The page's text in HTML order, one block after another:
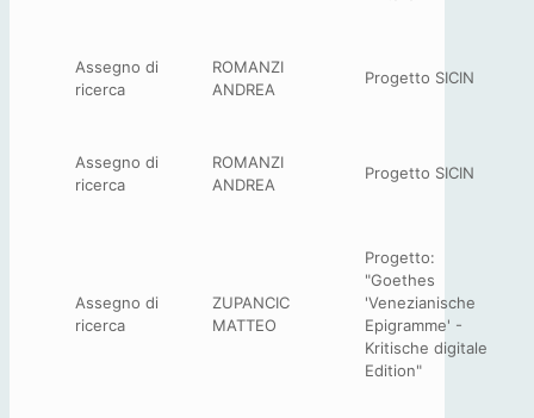
Assegno di
ricerca
ROMANZI
ANDREA
Progetto SICIN
Assegno di
ricerca
ROMANZI
ANDREA
Progetto SICIN
Assegno di
ricerca
ZUPANCIC
MATTEO
Progetto:
"Goethes
'Venezianische
Epigramme' -
Kritische digitale
Edition"